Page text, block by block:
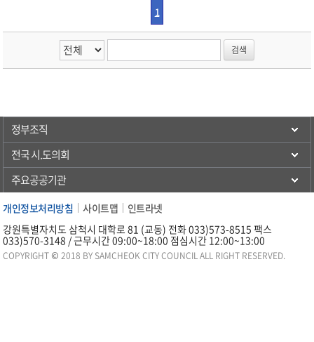
1
정부조직
전국 시.도의회
주요공공기관
개인정보처리방침 사이트맵
인트라넷
강원특별자치도 삼척시 대학로 81 (교동) 전화 033)573-8515 팩스
033)570-3148 / 근무시간 09:00~18:00 점심시간 12:00~13:00
COPYRIGHT © 2018 BY SAMCHEOK CITY COUNCIL ALL RIGHT RESERVED.